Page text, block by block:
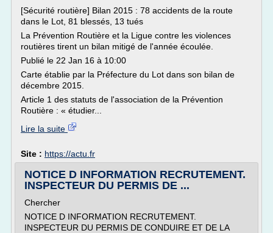
[Sécurité routière] Bilan 2015 : 78 accidents de la route
dans le Lot, 81 blessés, 13 tués
La Prévention Routière et la Ligue contre les violences
routières tirent un bilan mitigé de l'année écoulée.
Publié le 22 Jan 16 à 10:00
Carte établie par la Préfecture du Lot dans son bilan de
décembre 2015.
Article 1 des statuts de l'association de la Prévention
Routière : « étudier...
Lire la suite
Site : https://actu.fr
NOTICE D INFORMATION RECRUTEMENT.
INSPECTEUR DU PERMIS DE ...
Chercher
NOTICE D INFORMATION RECRUTEMENT.
INSPECTEUR DU PERMIS DE CONDUIRE ET DE LA